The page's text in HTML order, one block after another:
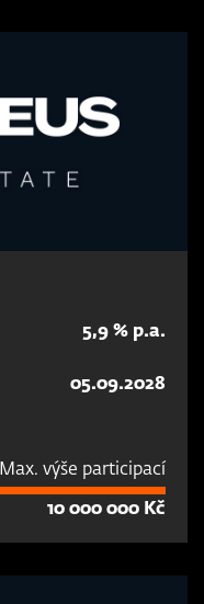
5,9 % p.a.
05.09.2028
Max. výše participací
10 000 000 Kč